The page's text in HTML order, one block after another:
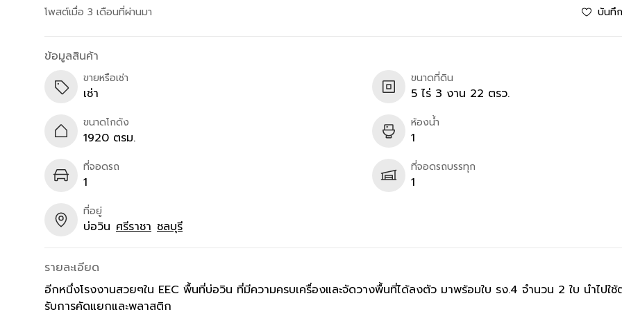
โพสต์เมื่อ 3 เดือนที่ผ่านมา บันทึก
ข้อมูลสินค้า
ขายหรือเช่า
เช่า
ขนาดที่ดิน
5 ไร่ 3 งาน 22 ตรว.
ขนาดโกดัง
1920 ตรม.
ห้องน้ำ
1
ที่จอดรถ
1
ที่จอดรถบรรทุก
1
ที่อยู่
บ่อวิน ศรีราชา ชลบุรี
รายละเอียด
อีกหนึ่งโรงงานสวยๆใน EEC พื้นที่บ่อวิน ที่มีความครบเครื่องและจัดวางพื้นที่ได้ลงตัว มาพร้อมใบ รง.4 จำนวน 2 ใบ นำไปใ
รับการคัดแยกและพลาสติก